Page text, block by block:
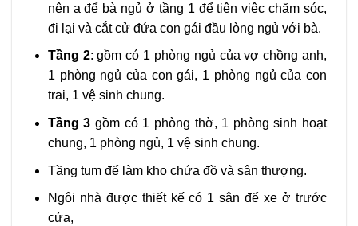
nên a để bà ngủ ở tầng 1 để tiện việc chăm sóc,
đi lại và cắt cử đứa con gái đầu lòng ngủ với bà.
Tầng 2: gồm có 1 phòng ngủ của vợ chồng anh,
1 phòng ngủ của con gái, 1 phòng ngủ của con
trai, 1 vệ sinh chung.
Tầng 3 gồm có 1 phòng thờ, 1 phòng sinh hoạt
chung, 1 phòng ngủ, 1 vệ sinh chung.
Tầng tum để làm kho chứa đồ và sân thượng.
Ngôi nhà được thiết kế có 1 sân để xe ở trước
cửa,